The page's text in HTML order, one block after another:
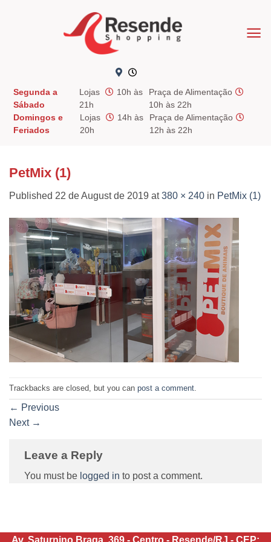
Segunda a
Sábado
Lojas
10h às
21h
Praça de Alimentação
10h às 22h
Domingos e
Feriados
Lojas
14h às
20h
Praça de Alimentação
12h às 22h
PetMix (1)
Published 22 de August de 2019 at380 × 240 in PetMix (1)
Trackbacks are closed, but you can post a comment
← Previous
Next →
Leave a Reply
You must be logged in to post a comment.
Av. Saturnino Braga, 369 - Centro - Resende/RJ - CEP: